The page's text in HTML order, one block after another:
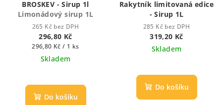
BROSKEV - Sirup 1l
Limonádový sirup 1L
265 Kč bez DPH
296,80 Kč
Měrná
cena:
296,80 Kč / 1 ks
Skladem
hodnocení
produktu
Do košíku
Rakytník limitovaná edice
- Sirup 1L
285 Kč bez DPH
319,20 Kč
Skladem
Do košíku